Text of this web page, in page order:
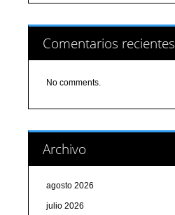
Comentarios recientes
No comments.
Archivo
agosto 2026
julio 2026